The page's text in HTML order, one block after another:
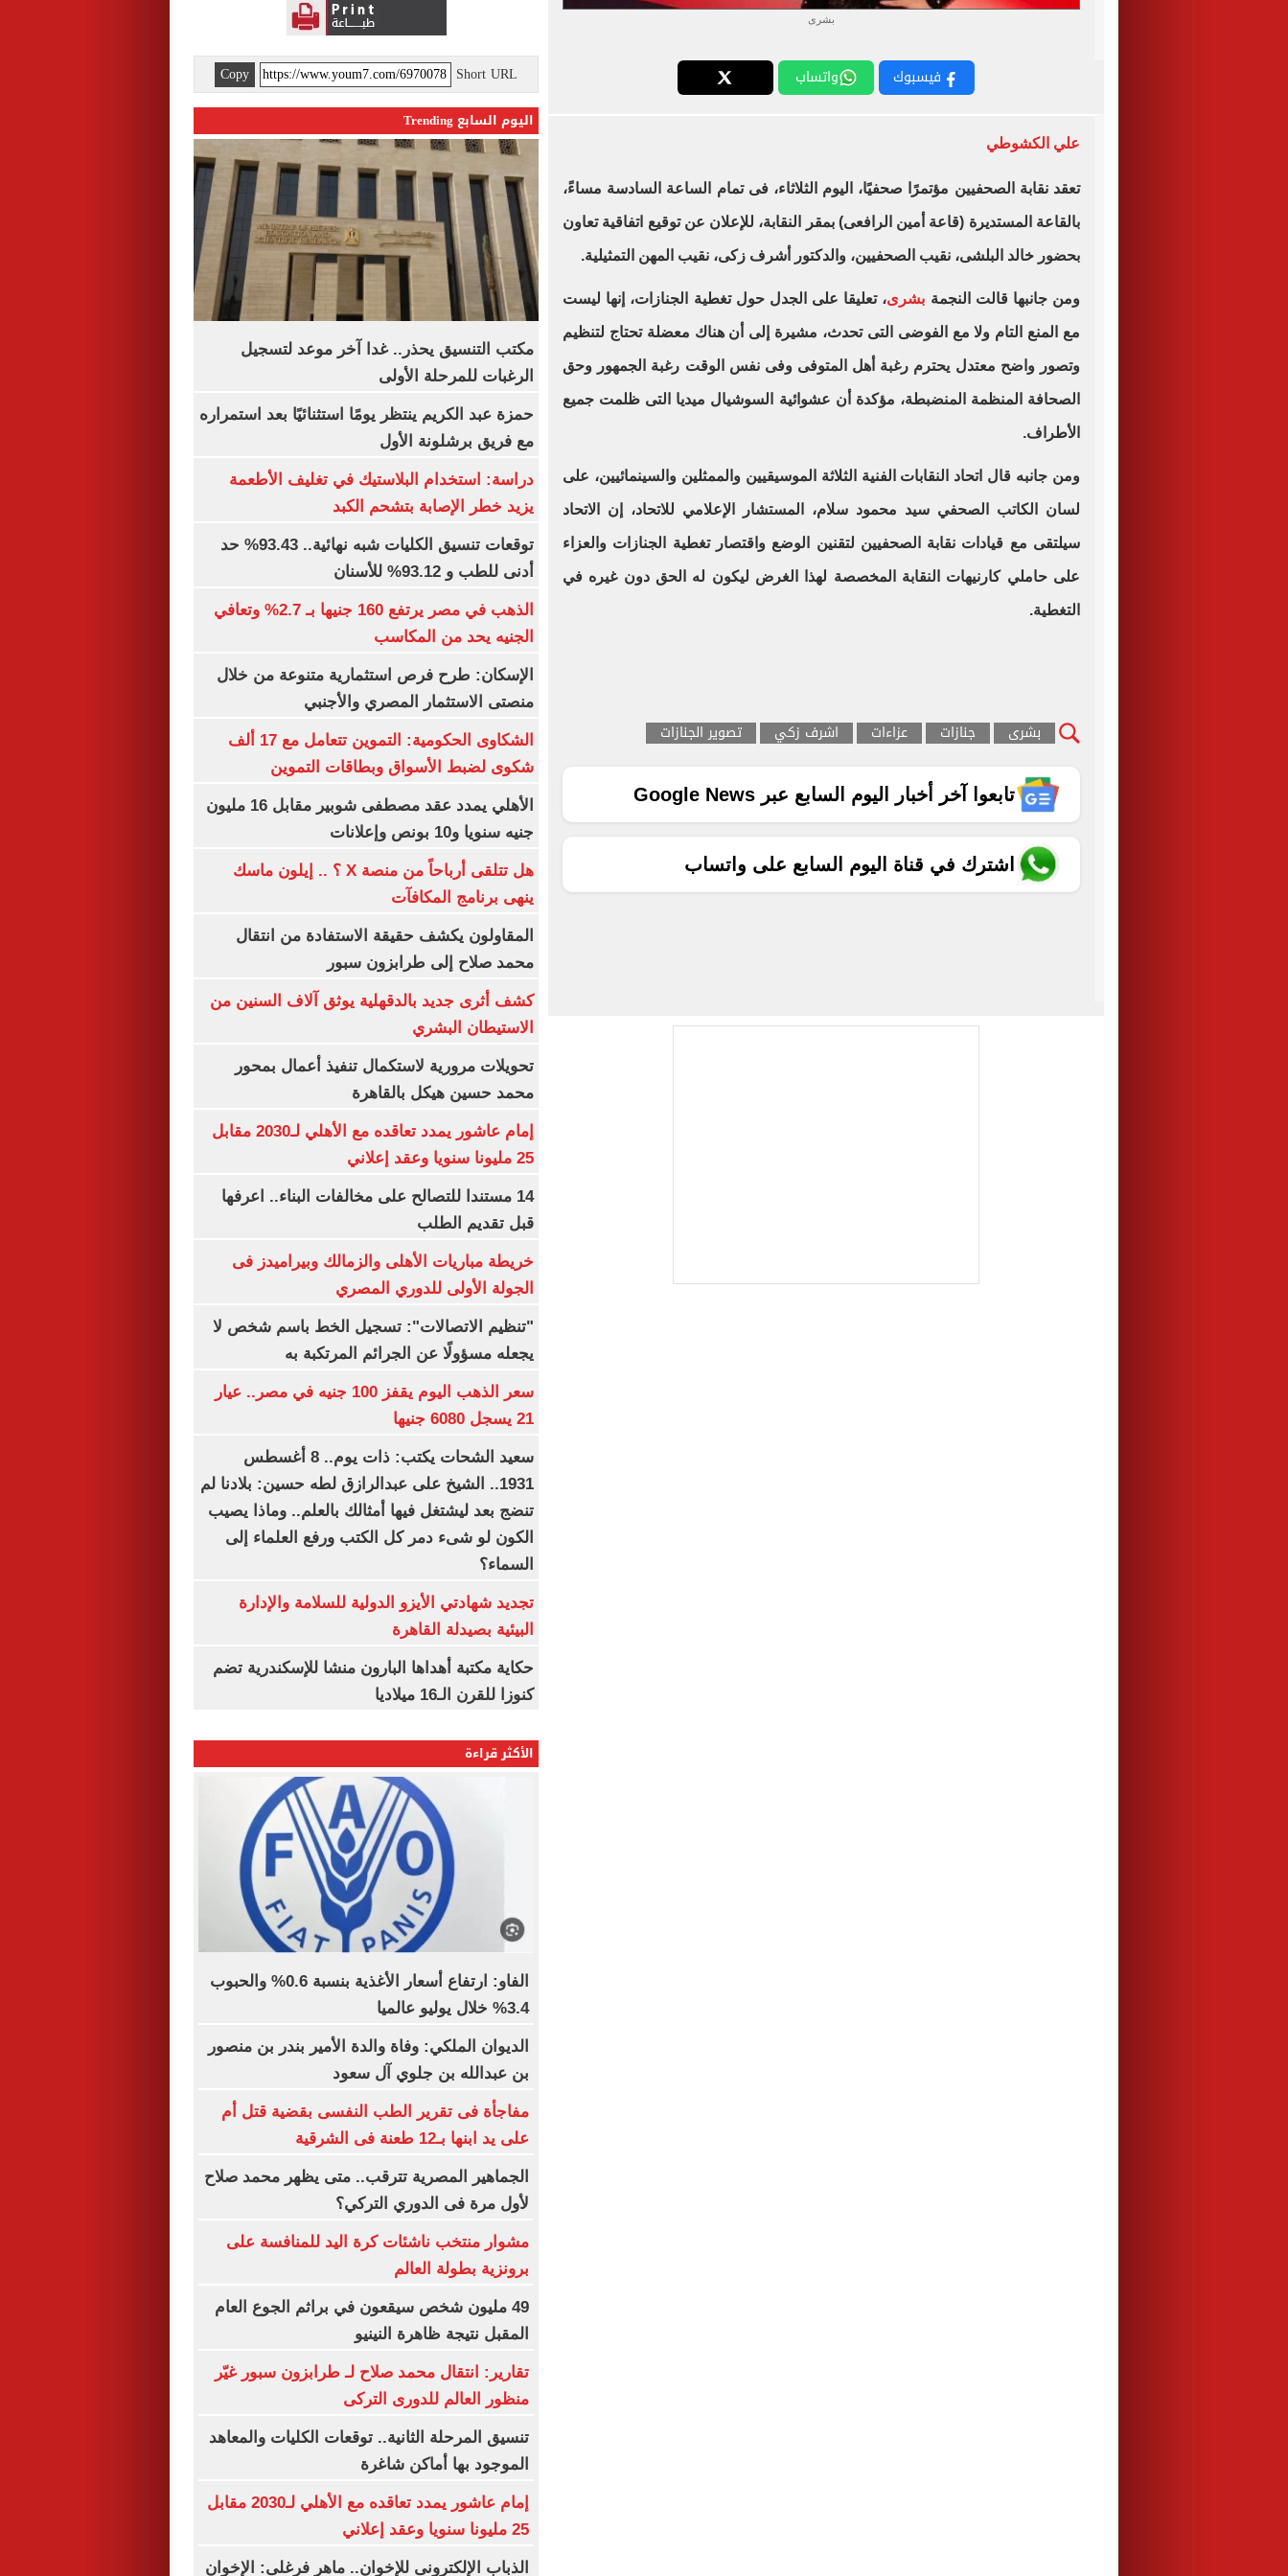
بشرى
فيسبوك واتساب
علي الكشوطي
تعقد نقابة الصحفيين مؤتمرًا صحفيًا، اليوم الثلاثاء، فى تمام الساعة السادسة مساءً،
بالقاعة المستديرة (قاعة أمين الرافعى) بمقر النقابة، للإعلان عن توقيع اتفاقية تعاون
بحضور خالد البلشى، نقيب الصحفيين، والدكتور أشرف زكى، نقيب المهن التمثيلية.
ومن جانبها قالت النجمة بشرى، تعليقا على الجدل حول تغطية الجنازات، إنها ليست
مع المنع التام ولا مع الفوضى التى تحدث، مشيرة إلى أن هناك معضلة تحتاج لتنظيم
وتصور واضح معتدل يحترم رغبة أهل المتوفى وفى نفس الوقت رغبة الجمهور وحق
الصحافة المنظمة المنضبطة، مؤكدة أن عشوائية السوشيال ميديا التى ظلمت جميع
الأطراف.
ومن جانبه قال اتحاد النقابات الفنية الثلاثة الموسيقيين والممثلين والسينمائيين، على
لسان الكاتب الصحفي سيد محمود سلام، المستشار الإعلامي للاتحاد، إن الاتحاد
سيلتقى مع قيادات نقابة الصحفيين لتقنين الوضع واقتصار تغطية الجنازات والعزاء
على حاملي كارنيهات النقابة المخصصة لهذا الغرض ليكون له الحق دون غيره في
التغطية.
بشرى جنازات عزاءات اشرف زكي تصوير الجنازات
تابعوا آخر أخبار اليوم السابع عبر Google News
اشترك في قناة اليوم السابع على واتساب
Short URL
Copy
اليوم السابع Trending
مكتب التنسيق يحذر.. غدا آخر موعد لتسجيل
الرغبات للمرحلة الأولى
حمزة عبد الكريم ينتظر يومًا استثنائيًا بعد استمراره
مع فريق برشلونة الأول
دراسة: استخدام البلاستيك في تغليف الأطعمة
يزيد خطر الإصابة بتشحم الكبد
توقعات تنسيق الكليات شبه نهائية.. 93.43% حد
أدنى للطب و 93.12% للأسنان
الذهب في مصر يرتفع 160 جنيها بـ 2.7% وتعافي
الجنيه يحد من المكاسب
الإسكان: طرح فرص استثمارية متنوعة من خلال
منصتى الاستثمار المصري والأجنبي
الشكاوى الحكومية: التموين تتعامل مع 17 ألف
شكوى لضبط الأسواق وبطاقات التموين
الأهلي يمدد عقد مصطفى شوبير مقابل 16 مليون
جنيه سنويا و10 بونص وإعلانات
هل تتلقى أرباحاً من منصة X ؟ .. إيلون ماسك
ينهى برنامج المكافآت
المقاولون يكشف حقيقة الاستفادة من انتقال
محمد صلاح إلى طرابزون سبور
كشف أثرى جديد بالدقهلية يوثق آلاف السنين من
الاستيطان البشري
تحويلات مرورية لاستكمال تنفيذ أعمال بمحور
محمد حسين هيكل بالقاهرة
إمام عاشور يمدد تعاقده مع الأهلي لـ2030 مقابل
25 مليونا سنويا وعقد إعلاني
14 مستندا للتصالح على مخالفات البناء.. اعرفها
قبل تقديم الطلب
خريطة مباريات الأهلى والزمالك وبيراميدز فى
الجولة الأولى للدوري المصري
"تنظيم الاتصالات": تسجيل الخط باسم شخص لا
يجعله مسؤولًا عن الجرائم المرتكبة به
سعر الذهب اليوم يقفز 100 جنيه في مصر.. عيار
21 يسجل 6080 جنيها
سعيد الشحات يكتب: ذات يوم.. 8 أغسطس
1931.. الشيخ على عبدالرازق لطه حسين: بلادنا لم
تنضج بعد ليشتغل فيها أمثالك بالعلم.. وماذا يصيب
الكون لو شىء دمر كل الكتب ورفع العلماء إلى
السماء؟
تجديد شهادتي الأيزو الدولية للسلامة والإدارة
البيئية بصيدلة القاهرة
حكاية مكتبة أهداها البارون منشا للإسكندرية تضم
كنوزا للقرن الـ16 ميلاديا
الأكثر قراءة
الفاو: ارتفاع أسعار الأغذية بنسبة 0.6% والحبوب
3.4% خلال يوليو عالميا
الديوان الملكي: وفاة والدة الأمير بندر بن منصور
بن عبدالله بن جلوي آل سعود
مفاجأة فى تقرير الطب النفسى بقضية قتل أم
على يد ابنها بـ12 طعنة فى الشرقية
الجماهير المصرية تترقب.. متى يظهر محمد صلاح
لأول مرة فى الدوري التركي؟
مشوار منتخب ناشئات كرة اليد للمنافسة على
برونزية بطولة العالم
49 مليون شخص سيقعون في براثم الجوع العام
المقبل نتيجة ظاهرة النينيو
تقارير: انتقال محمد صلاح لـ طرابزون سبور غيّر
منظور العالم للدورى التركى
تنسيق المرحلة الثانية.. توقعات الكليات والمعاهد
الموجود بها أماكن شاغرة
إمام عاشور يمدد تعاقده مع الأهلي لـ2030 مقابل
25 مليونا سنويا وعقد إعلاني
الذباب الإلكترونى للإخوان.. ماهر فرغلى: الإخوان